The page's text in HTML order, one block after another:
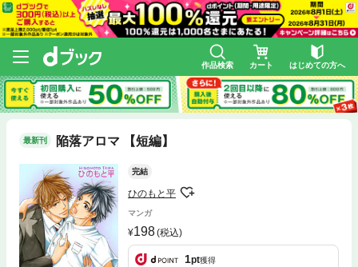
作品検索 カート はじめての方へ
最新刊 陥落アロマ 【短編】
完結
ひのもと平
マンガ
198(税込)
1pt獲得